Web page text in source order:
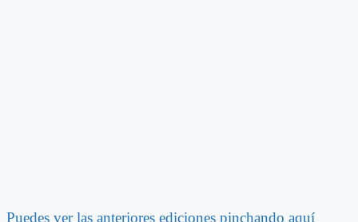
Puedes ver las anteriores ediciones pinchando aquí